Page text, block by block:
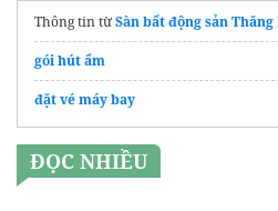
Thông tin từSàn bất động sản
gói hút ẩm
đặt vé máy bay
ĐỌC NHIỀU